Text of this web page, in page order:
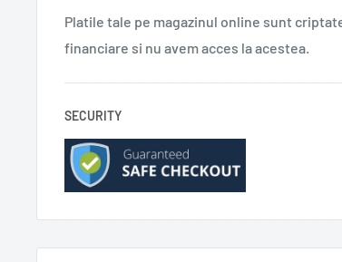
Platile tale pe magazinul online sunt
financiare si nu avem acces la acestea.
SECURITY